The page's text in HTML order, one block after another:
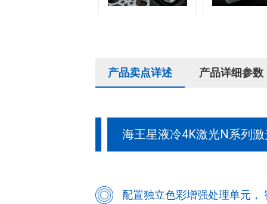
产品卖点详述 产品详细参数
海王星液冷4K激光N系列
配置独立色彩增强处理单元，